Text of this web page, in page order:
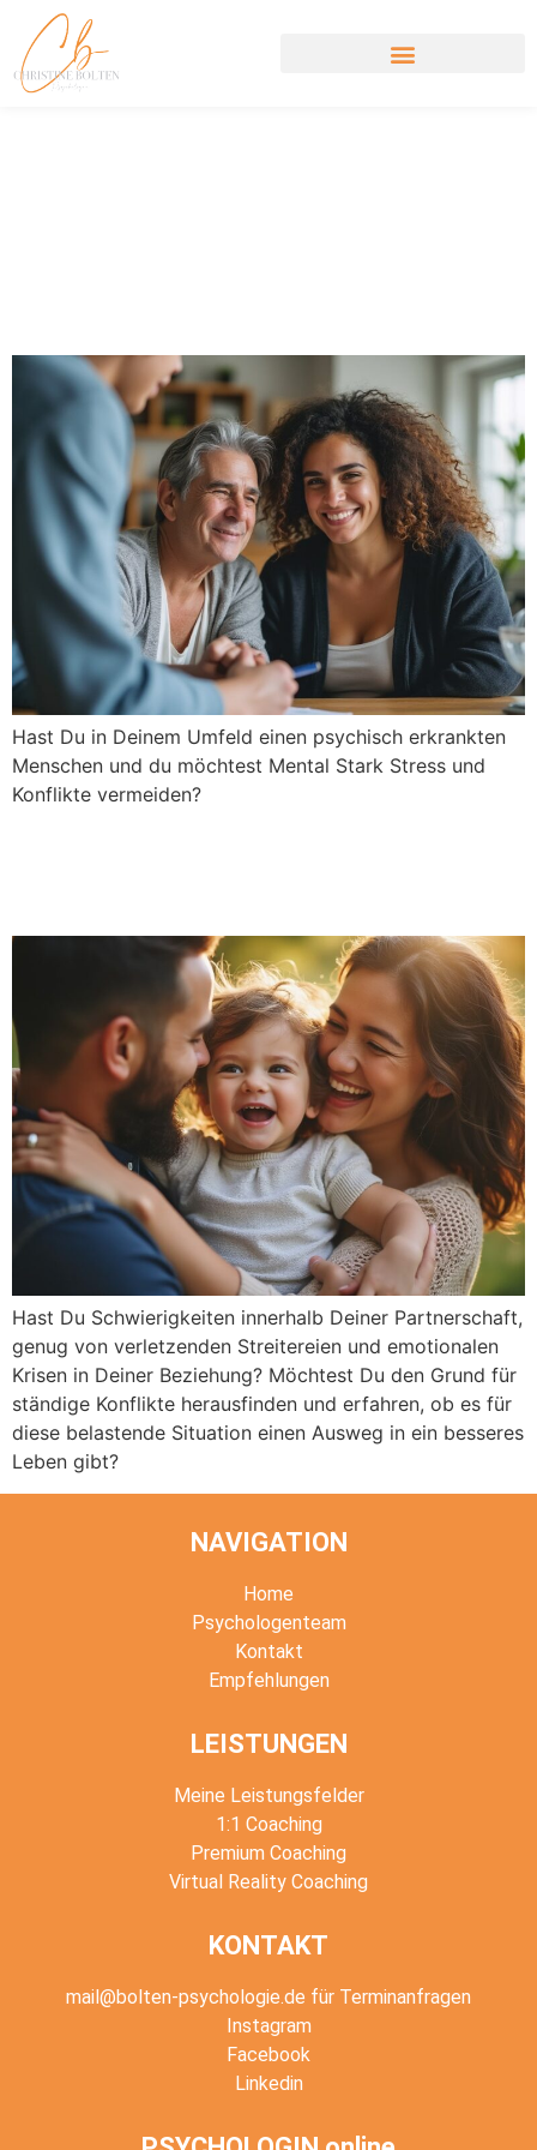
Hast Du in Deinem Umfeld einen psychisch erkrankten
Menschen und du möchtest Mental Stark Stress und
Konflikte vermeiden?
Hast Du Schwierigkeiten innerhalb Deiner Partnerschaft,
genug von verletzenden Streitereien und emotionalen
Krisen in Deiner Beziehung? Möchtest Du den Grund für
ständige Konflikte herausfinden und erfahren, ob es für
diese belastende Situation einen Ausweg in ein besseres
Leben gibt?
NAVIGATION
Home
Psychologenteam
Kontakt
Empfehlungen
LEISTUNGEN
Meine Leistungsfelder
1:1 Coaching
Premium Coaching
Virtual Reality Coaching
KONTAKT
mail@bolten-psychologie.de für Terminanfragen
Instagram
Facebook
Linkedin